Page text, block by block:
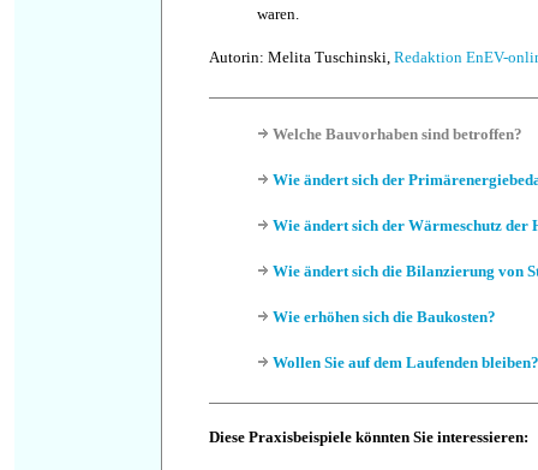
waren.
Autorin: Melita Tuschinski, Redaktion EnEV-
Welche Bauvorhaben sind betroffen?
Wie ändert sich der
Wie ändert sich der Wärmeschutz der
Wie ändert sich die Bilanzierung von
Wie erhöhen sich die Baukosten?
Wollen Sie auf dem Laufenden bleiben?
Diese Praxisbeispiele könnten Sie interessieren: